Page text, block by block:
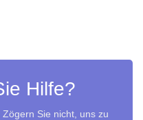
Hilfe?
Sie nicht, uns zu